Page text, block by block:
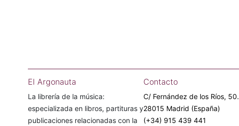
El Argonauta
La librería de la música:
especializada en libros, partituras y
publicaciones relacionadas con la
Contacto
C/ Fernández de los Ríos, 50.
28015 Madrid (España)
(+34) 915 439 441